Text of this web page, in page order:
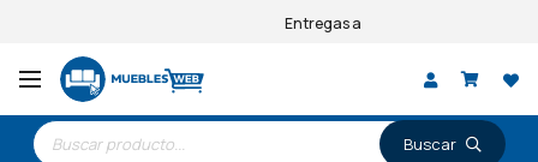
Entregas a todo el país
Búsqueda
de